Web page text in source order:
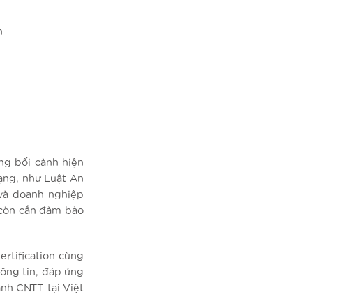
bối cảnh hiện
như Luật An
doanh nghiệp
cần đảm bảo
cùng
tin, đáp ứng
CNTT tại Việt